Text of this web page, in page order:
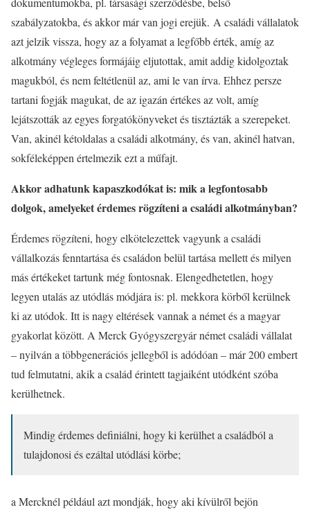
szabályzatokba, és akkor már van jogi erejük. A családi vállalatok
azt jelzik vissza, hogy az a folyamat a legfőbb érték, amíg az
alkotmány végleges formájáig eljutottak, amit addig kidolgoztak
magukból, és nem feltétlenül az, ami le van írva. Ehhez persze
tartani fogják magukat, de az igazán értékes az volt, amíg
lejátszották az egyes forgatókönyveket és tisztázták a szerepeket.
Van, akinél kétoldalas a családi alkotmány, és van, akinél hatvan,
sokféleképpen értelmezik ezt a műfajt.
Akkor adhatunk kapaszkodókat is: mik a legfontosabb
dolgok, amelyeket érdemes rögzíteni a családi alkotmányban?
Érdemes rögzíteni, hogy elkötelezettek vagyunk a családi
vállalkozás fenntartása és családon belül tartása mellett és milyen
más értékeket tartunk még fontosnak. Elengedhetetlen, hogy
legyen utalás az utódlás módjára is: pl. mekkora körből kerülnek
ki az utódok. Itt is nagy eltérések vannak a német és a magyar
gyakorlat között. A Merck Gyógyszergyár német családi vállalat
– nyilván a többgenerációs jellegből is adódóan – már 200 embert
tud felmutatni, akik a család érintett tagjaiként utódként szóba
kerülhetnek.
Mindig érdemes definiálni, hogy ki kerülhet a családból a
tulajdonosi és ezáltal utódlási körbe;
a Mercknél például azt mondják, hogy aki kívülről bejön